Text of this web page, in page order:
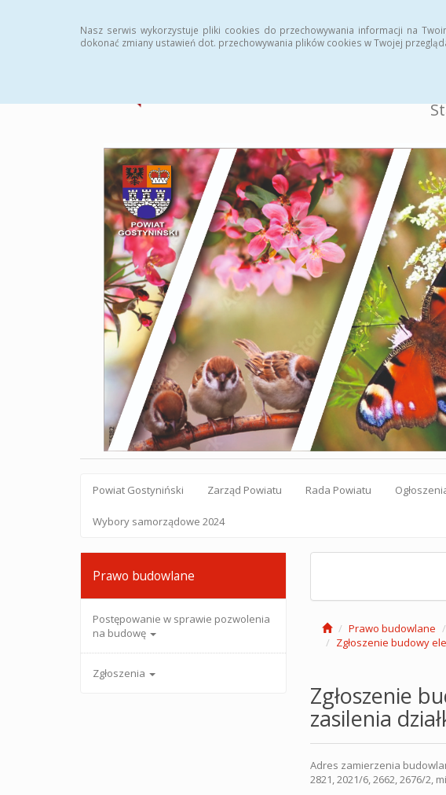
Nasz serwis wykorzystuje pliki cookies do przechowywania informacji na
dokonać zmiany ustawień dot. przechowywania plików cookies w Twojej
Powiat Gostyniński Zarząd Powiatu Rada Powiatu
Wybory samorządowe 2024
Prawo budowlane
Postępowanie w sprawie pozwolenia
na budowę
Zgłoszenia
Prawo budowlane
Zgłoszenie budowy
Zgłoszenie
zasilenia
Adres zamierzenia
2821, 2021/6, 2662, 2676/2,